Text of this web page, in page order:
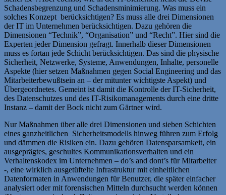
Schadensbegrenzung und Schadensminimierung. Was muss ein
solches Konzept berücksichtigen? Es muss alle drei Dimensionen
der IT im Unternehmen berücksichtigen. Dazu gehören die
Dimensionen “Technik”, “Organisation” und “Recht”. Hier sind die
Experten jeder Dimension gefragt. Innerhalb dieser Dimensionen
muss es fortan jede Schicht berücksichtigen. Das sind die physische
Sicherheit, Netzwerke, Systeme, Anwendungen, Inhalte, personelle
Aspekte (hier setzen Maßnahmen gegen Social Engineering und das
Mitarbeiterbewußtsein an – der mitunter wichtigste Aspekt) und
Übergeordnetes. Gemeint ist damit die Kontrolle der IT-Sicherheit,
des Datenschutzes und des IT-Risikomanagements durch eine dritte
Instanz – damit der Bock nicht zum Gärtner wird.
Nur Maßnahmen über alle drei Dimensionen und sieben Schichten
eines ganzheitlichen Sicherheitsmodells hinweg führen zum Erfolg
und dämmen die Risiken ein. Dazu gehören Datensparsamkeit, ein
ausgeprägtes, geschultes Kommunikationsverhalten und ein
Verhaltenskodex im Unternehmen – do’s and dont’s für Mitarbeiter
-, eine wirklich ausgetüftelte Infrastruktur mit einheitlichen
Datenformaten in Anwendungen für Benutzer, die später einfacher
analysiert oder mit forensischen Mitteln durchsucht werden können